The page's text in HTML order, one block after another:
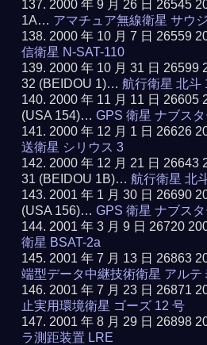
2000 年 9 月 26 日 26545
1A… アマチュア無線衛星 サウ
2000 年 10 月 7 日 26559
信衛星 N-SAT-110
2000 年 10 月 31 日 26599
32 (BEIDOU 1)…航行衛星 北斗
2000 年 11 月 11 日 26605
(USA 154)…GPS 衛星 ナブス
2000 年 12 月 1 日 26626
送衛星 シリウス 3
2000 年 12 月 21 日 26643
31 (BEIDOU 1B)…航行衛星 北
2001 年 1 月 30 日 26690
(USA 156)…GPS 衛星 ナブス
2001 年 3 月 9 日 26720
衛星 BSAT-2a
2001 年 7 月 13 日 26863
端型データ中継技術衛星 アルテ
2001 年 7 月 23 日 26871
止実用環境衛星 ゴーズ 12 号
2001 年 8 月 29 日 26898
ラ測距装置 LRE